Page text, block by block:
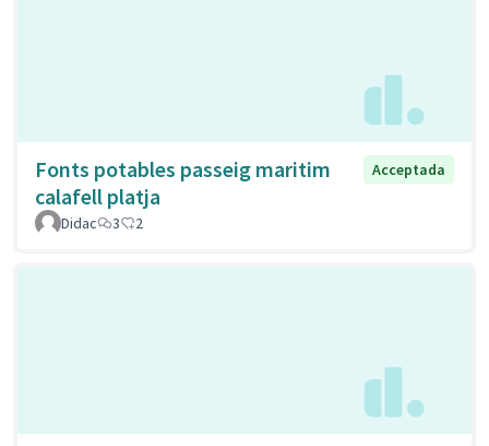
Fonts potables passeig maritim
calafell platja
Acceptada
Didac 3 2